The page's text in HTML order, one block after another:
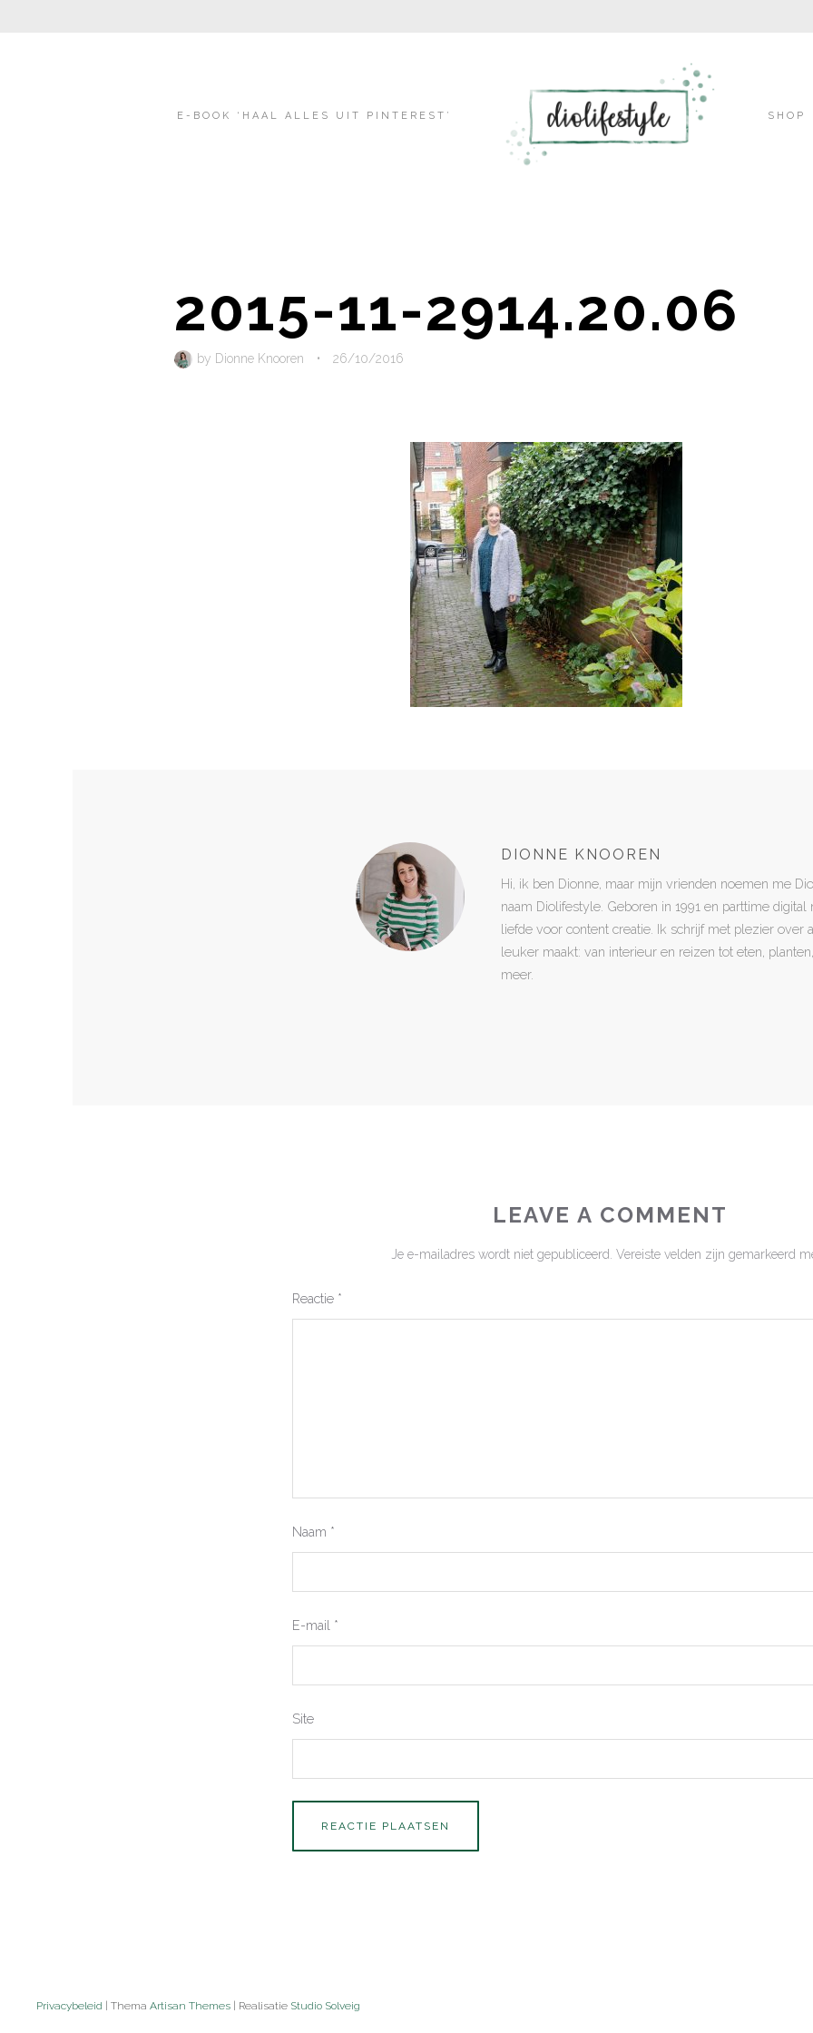
content
E-BOOK ‘HAAL ALLES UIT PINTEREST’ SHOP
2015-11-2914.20.06
by Dionne Knooren • 26/10/2016
DIONNE KNOOREN
Hi, ik ben Dionne, maar mijn vrienden noemen me
naam Diolifestyle. Geboren in 1991 en parttime
liefde voor content creatie. Ik schrijf met plezier over
leuker maakt: van interieur en reizen tot eten,
meer.
LEAVE A COMMENT
Je e-mailadres wordt niet gepubliceerd. Vereiste velden zijn gemarkeerd
Reactie *
Naam *
E-mail *
Site
Privacybeleid | Thema Artisan Themes | Realisatie Studio Solveig